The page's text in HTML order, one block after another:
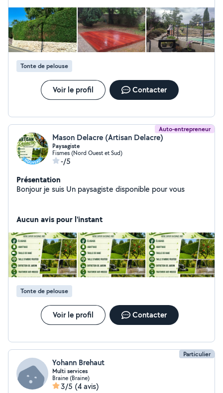
Très bien Stéphane.
Tonte de pelouse
Voir le profil Contacter
Auto-entrepreneur
Mason Delacre (Artisan Delacre)
Paysagiste
Fismes (Nord Ouest et Sud)
-/5
Présentation
Bonjour je suis Un paysagiste disponible pour vous
Aucun avis pour l'instant
Tonte de pelouse
Voir le profil Contacter
Particulier
Yohann Brehaut
Multi services
Braine (Braine)
3/5 (4 avis)